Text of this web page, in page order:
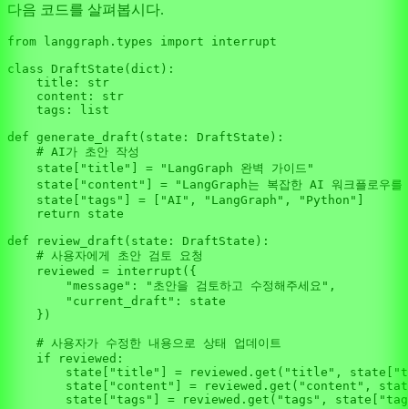
다음 코드를 살펴봅시다.
from langgraph.types import interrupt
class
DraftState ( dict ):
    title:
str
    content:
str
    tags:
list
def generate_draft ( state: DraftState ):
# AI가 초안 작성
    state[
"title" ] =
"LangGraph 완벽 가이드"
    state[
"content" ] =
"LangGraph는 복잡한 AI 워크플로우
    state[
"tags" ] = [ "AI" , "LangGraph" , "Python"
return state
def
review_draft ( state: DraftState ):
# 사용자에게 초안 검토 요청
    reviewed = interrupt({
"message" : "초안을 검토하고 수정해주세요" ,
"current_draft" : state
    })
# 사용자가 수정한 내용으로 상태 업데이트
if reviewed:
        state[
"title" ] = reviewed.get( "title" , state[
        state[
"content" ] = reviewed.get( "content" ,
        state[
"tags" ] = reviewed.get( "tags" , state[